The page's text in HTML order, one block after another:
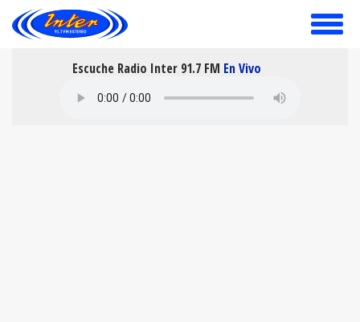
toggle
Escuche Radio Inter 91.7 FM En Vivo